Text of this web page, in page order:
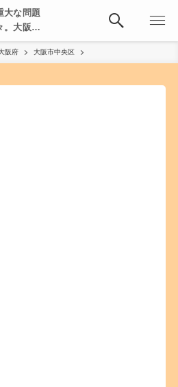
大な問題
。大阪・
食べ歩
阪府 大阪市中央区